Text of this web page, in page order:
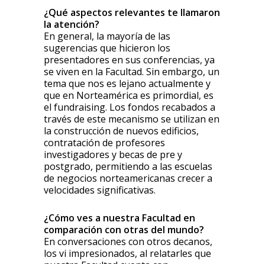
¿Qué aspectos relevantes te llamaron
la atención?
En general, la mayoría de las
sugerencias que hicieron los
presentadores en sus conferencias, ya
se viven en la Facultad. Sin embargo, un
tema que nos es lejano actualmente y
que en Norteamérica es primordial, es
el fundraising. Los fondos recabados a
través de este mecanismo se utilizan en
la construcción de nuevos edificios,
contratación de profesores
investigadores y becas de pre y
postgrado, permitiendo a las escuelas
de negocios norteamericanas crecer a
velocidades significativas.
¿Cómo ves a nuestra Facultad en
comparación con otras del mundo?
En conversaciones con otros decanos,
los vi impresionados, al relatarles que